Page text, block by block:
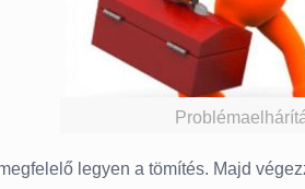
legyen a tömítés. Majd